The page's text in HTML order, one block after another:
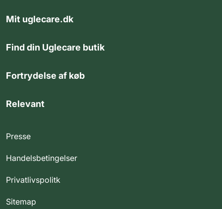
Mit uglecare.dk
Find din Uglecare butik
Fortrydelse af køb
Relevant
Presse
Handelsbetingelser
Privatlivspolitk
Sitemap